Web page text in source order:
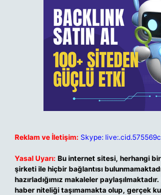
Reklam ve İletişim: Skype:
Yasal Uyarı: Bu internet sitesi, herhangi
şirketi ile hiçbir bağlantısı
hazırladığımız makaleler
haber niteliği taşımamakta olup, gerçek